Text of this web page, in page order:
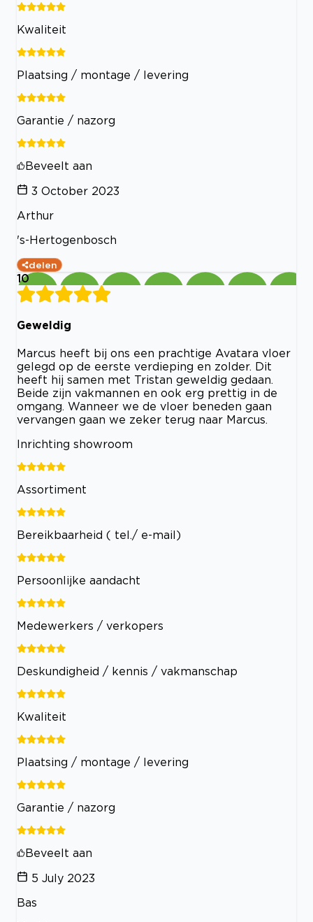
Kwaliteit
Plaatsing / montage / levering
Garantie / nazorg
Beveelt aan
3 October 2023
Arthur
's-Hertogenbosch
delen
10
Geweldig
Marcus heeft bij ons een prachtige Avatara vloer
gelegd op de eerste verdieping en zolder. Dit
heeft hij samen met Tristan geweldig gedaan.
Beide zijn vakmannen en ook erg prettig in de
omgang. Wanneer we de vloer beneden gaan
vervangen gaan we zeker terug naar Marcus.
Inrichting showroom
Assortiment
Bereikbaarheid ( tel./ e-mail)
Persoonlijke aandacht
Medewerkers / verkopers
Deskundigheid / kennis / vakmanschap
Kwaliteit
Plaatsing / montage / levering
Garantie / nazorg
Beveelt aan
5 July 2023
Bas